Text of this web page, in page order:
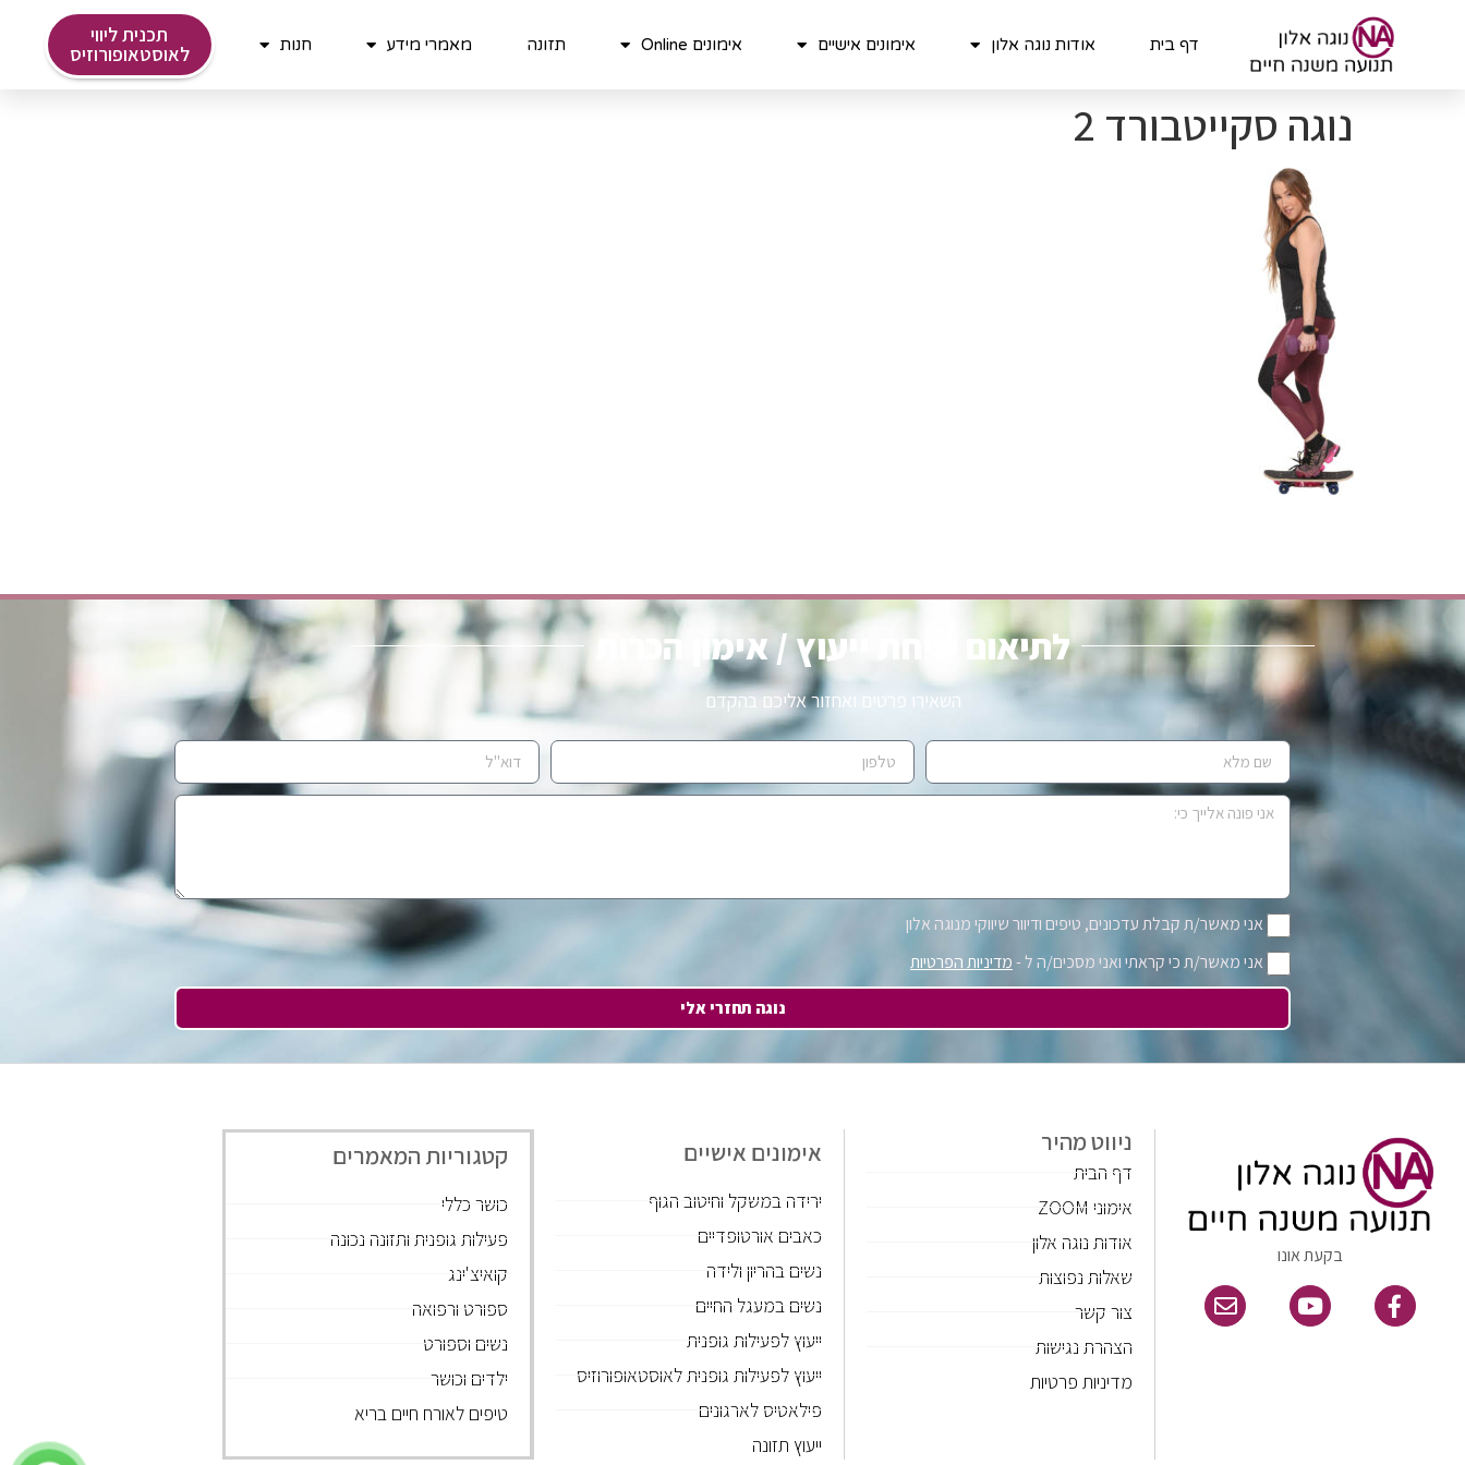
דף בית אודות נוגה אלון אימונים אישיים אימונים Online תזונה מאמרי מידע חנות תכנית ליווי
לאוסטאופורוזיס
נוגה סקייטבורד 2
לתיאום שיחת ייעוץ / אימון הכרות
השאירו פרטים ואחזור אליכם בהקדם
אני מאשר/ת קבלת עדכונים, טיפים ודיוור שיווקי מנוגה אלון
אני מאשר/ת כי קראתי ואני מסכים/ה ל -מדיניות הפרטיות
נוגה תחזרי אלי
בקעת אונו
ניווט מהיר
דף הבית
אימוני ZOOM
אודות נוגה אלון
שאלות נפוצות
צור קשר
הצהרת נגישות
מדיניות פרטיות
אימונים אישיים
ירידה במשקל וחיטוב הגוף
כאבים אורטופדיים
נשים בהריון ולידה
נשים במעגל החיים
ייעוץ לפעילות גופנית
ייעוץ לפעילות גופנית לאוסטאופורוזיס
פילאטיס לארגונים
ייעוץ תזונה
קטגוריות המאמרים
כושר כללי
פעילות גופנית ותזונה נכונה
קואיצ'ינג
ספורט ורפואה
נשים וספורט
ילדים וכושר
טיפים לאורח חיים בריא